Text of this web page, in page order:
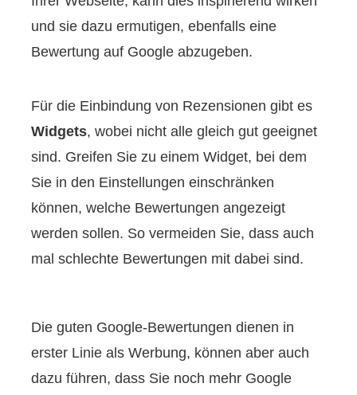
und sie dazu ermutigen, ebenfalls eine
Bewertung auf Google abzugeben.
Für die Einbindung von Rezensionen gibt es
Widgets, wobei nicht alle gleich gut geeignet
sind. Greifen Sie zu einem Widget, bei dem
Sie in den Einstellungen einschränken
können, welche Bewertungen angezeigt
werden sollen. So vermeiden Sie, dass auch
mal schlechte Bewertungen mit dabei sind.
Die guten Google-Bewertungen dienen in
erster Linie als Werbung, können aber auch
dazu führen, dass Sie noch mehr Google